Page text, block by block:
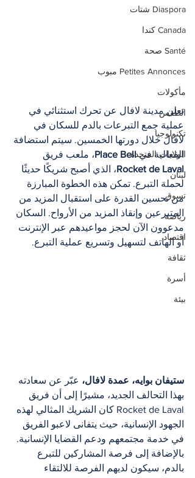
Diaspora شتات
Canada كندا
Santé صحة
Petites Annonces مبوب
مأكولات
الطقس
تكنولوجيا
الولايات المتحدة
لبنان
تسوق
رياضة
اقتصاد
ثقافة
أسرة
بيئة
تعلن مدينة لافال عن تحرك استثنائي في
عملية جمع التبرعات بالدم للسكان في
لافال خلال دورتها الخمسين. سيتم استضافة
الفعالية في Place Bell، ملعب فريق
Rocket de Laval، الذي أصبح شريكًا حديثًا
لحملة التبرع. تمكن هذه الخطوة المبارزة
من تحسين القدرة على استقبال المزيد من
المتبرعين وإنقاذ المزيد من الأرواح. السكان
مدعوون الآن لحجز مواعيدهم عبر الإنترنت
أو الهاتف لتسهيل وتسريع عملية التبرع.
ستيفان بوايه، عمدة لافال، عبّر عن سعادته
بهذا التحالف الجديد، مشيرًا إلى أن فريق
Rocket de Laval كان الشريك المثالي لهذه
الجهود الإنسانية، حيث يتفانى لاعبو الفريق
في خدمة مجتمعهم ودعم القضايا الإنسانية.
بالإضافة إلى فرصة المشاركين للتبرع
بالدم، سيكون لديهم الفرصة للالتقاء